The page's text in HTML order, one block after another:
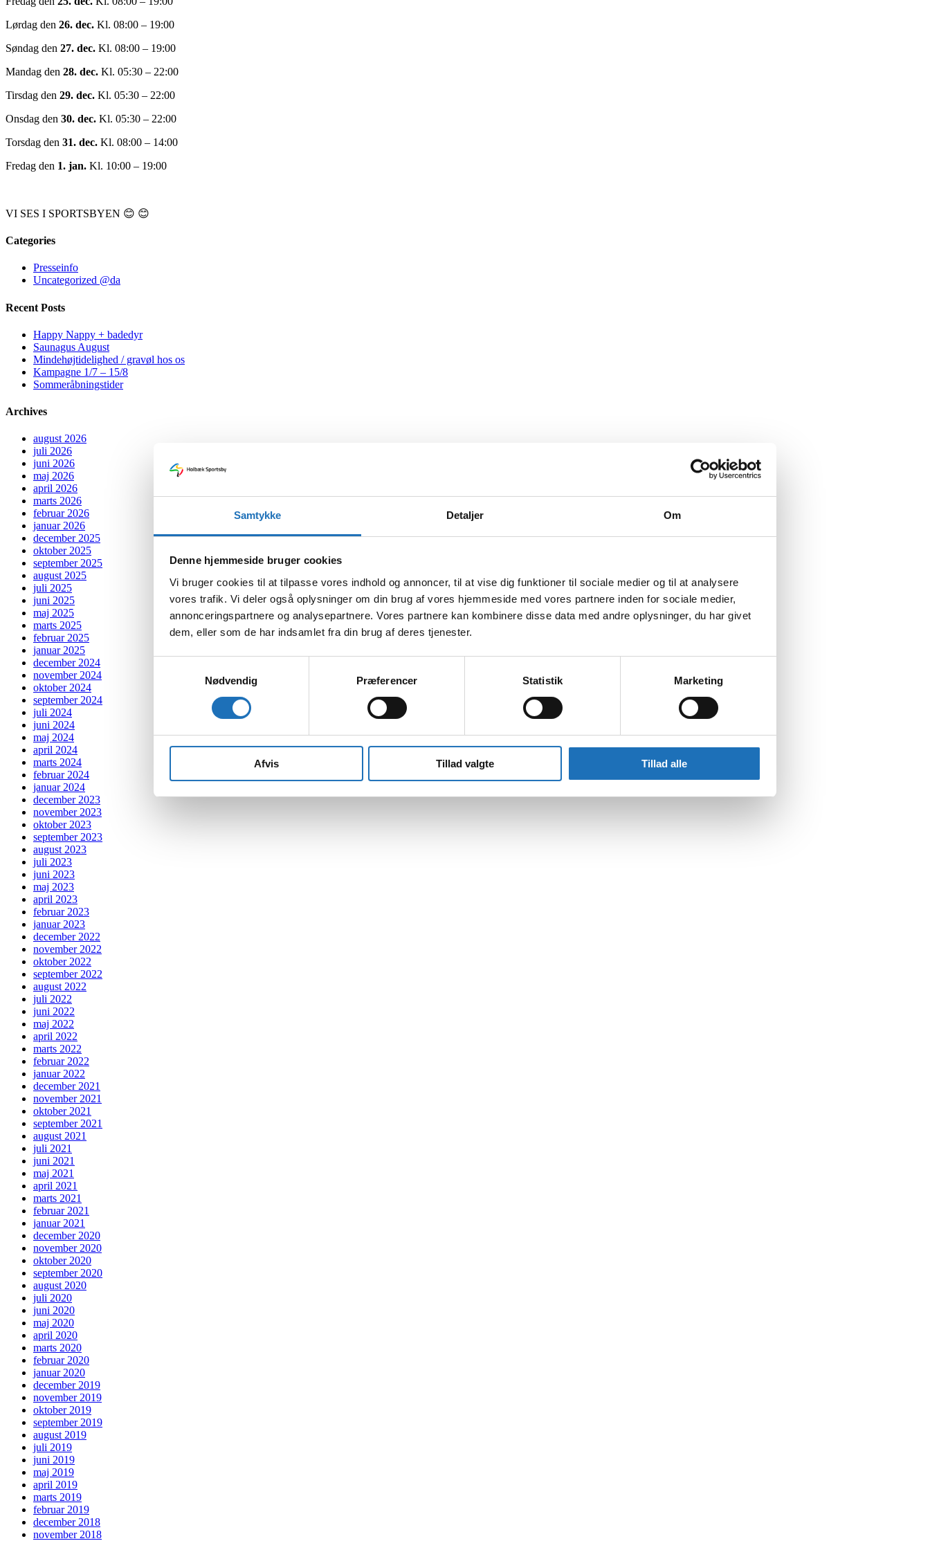
Samtykke Detaljer Om
Denne hjemmeside bruger cookies
Vi bruger cookies til at tilpasse vores indhold og annoncer, til at vise dig funktioner til sociale medier og til at analysere
vores trafik. Vi deler også oplysninger om din brug af vores hjemmeside med vores partnere inden for sociale medier,
annonceringspartnere og analysepartnere. Vores partnere kan kombinere disse data med andre oplysninger, du har givet
dem, eller som de har indsamlet fra din brug af deres tjenester.
Nødvendig
Præferencer Statistik Marketing
Afvis Tillad valgte Tillad alle
Lørdag den 26. dec. Kl. 08:00 – 19:00
Søndag den 27. dec. Kl. 08:00 – 19:00
Mandag den 28. dec. Kl. 05:30 – 22:00
Tirsdag den 29. dec. Kl. 05:30 – 22:00
Onsdag den 30. dec. Kl. 05:30 – 22:00
Torsdag den 31. dec. Kl. 08:00 – 14:00
Fredag den 1. jan. Kl. 10:00 – 19:00
VI SES I SPORTSBYEN 😊 😊
Categories
Presseinfo
Uncategorized @da
Recent Posts
Happy Nappy + badedyr
Saunagus August
Mindehøjtidelighed / gravøl hos os
Kampagne 1/7 – 15/8
Sommeråbningstider
Archives
august 2026
juli 2026
juni 2026
maj 2026
april 2026
marts 2026
februar 2026
januar 2026
december 2025
oktober 2025
september 2025
august 2025
juli 2025
juni 2025
maj 2025
marts 2025
februar 2025
januar 2025
december 2024
november 2024
oktober 2024
september 2024
juli 2024
juni 2024
maj 2024
april 2024
marts 2024
februar 2024
januar 2024
december 2023
november 2023
oktober 2023
september 2023
august 2023
juli 2023
juni 2023
maj 2023
april 2023
februar 2023
januar 2023
december 2022
november 2022
oktober 2022
september 2022
august 2022
juli 2022
juni 2022
maj 2022
april 2022
marts 2022
februar 2022
januar 2022
december 2021
november 2021
oktober 2021
september 2021
august 2021
juli 2021
juni 2021
maj 2021
april 2021
marts 2021
februar 2021
januar 2021
december 2020
november 2020
oktober 2020
september 2020
august 2020
juli 2020
juni 2020
maj 2020
april 2020
marts 2020
februar 2020
januar 2020
december 2019
november 2019
oktober 2019
september 2019
august 2019
juli 2019
juni 2019
maj 2019
april 2019
marts 2019
februar 2019
december 2018
november 2018